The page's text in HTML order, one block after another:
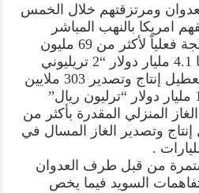
ومرتزقتهم خلال الخمس
امريكا بالنهب المباشر
للعائدات والإيرادات المنتجة فعلياً لأكثر من 69 مليون
برميل والتي بلغت قيمتها 4.1 مليار دولار “2 تريليوني
ريال” كما قام العدوان بتعطيل إنتاج وتصدير 303 ملايين
برميل نفط خام بقيمة 16 مليار دولار “ترليون ريال”
المنزلي المقدرة بأكثر من
إنتاج وتصدير الغاز المسال في
من قبل طرف العدوان
السويد فيما يخص